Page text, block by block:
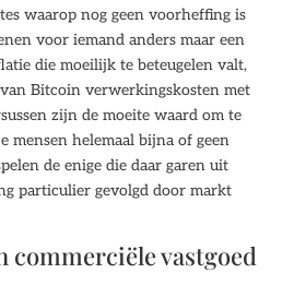
waarop nog geen voorheffing is
voor iemand anders maar een
die moeilijk te beteugelen valt,
Bitcoin verwerkingskosten met
zijn de moeite waard om te
mensen helemaal bijna of geen
de enige die daar garen uit
particulier gevolgd door markt
commerciële vastgoed